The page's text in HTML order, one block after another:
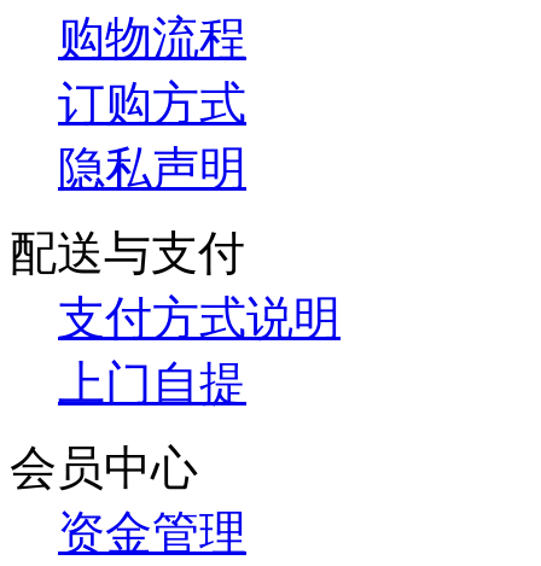
购物流程
订购方式
隐私声明
配送与支付
支付方式说明
上门自提
会员中心
资金管理